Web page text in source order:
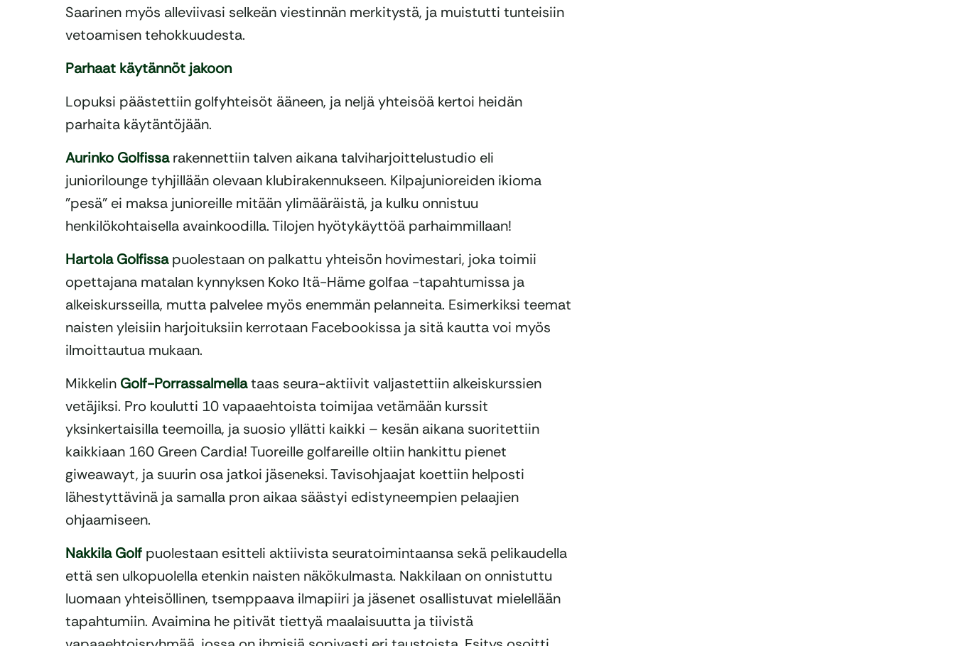
Saarinen myös alleviivasi selkeän viestinnän merkitystä, ja muistutti tunteisiin
vetoamisen tehokkuudesta.
Parhaat käytännöt jakoon
Lopuksi päästettiin golfyhteisöt ääneen, ja neljä yhteisöä kertoi heidän
parhaita käytäntöjään.
Aurinko Golfissarakennettiin talven aikana talviharjoittelustudio eli
juniorilounge tyhjillään olevaan klubirakennukseen. Kilpajunioreiden ikioma
”pesä” ei maksa junioreille mitään ylimääräistä, ja kulku onnistuu
henkilökohtaisella avainkoodilla. Tilojen hyötykäyttöä parhaimmillaan!
Hartola Golfissapuolestaan on palkattu yhteisön hovimestari, joka toimii
opettajana matalan kynnyksen Koko Itä-Häme golfaa -tapahtumissa ja
alkeiskursseilla, mutta palvelee myös enemmän pelanneita. Esimerkiksi teemat
naisten yleisiin harjoituksiin kerrotaan Facebookissa ja sitä kautta voi myös
ilmoittautua mukaan.
Mikkelin Golf-Porrassalmellataas seura-aktiivit valjastettiin alkeiskurssien
vetäjiksi. Pro koulutti 10 vapaaehtoista toimijaa vetämään kurssit
yksinkertaisilla teemoilla, ja suosio yllätti kaikki – kesän aikana suoritettiin
kaikkiaan 160 Green Cardia! Tuoreille golfareille oltiin hankittu pienet
giweawayt, ja suurin osa jatkoi jäseneksi. Tavisohjaajat koettiin helposti
lähestyttävinä ja samalla pron aikaa säästyi edistyneempien pelaajien
ohjaamiseen.
Nakkila Golf puolestaan esitteli aktiivista seuratoimintaansa sekä pelikaudella
että sen ulkopuolella etenkin naisten näkökulmasta. Nakkilaan on onnistuttu
luomaan yhteisöllinen, tsemppaava ilmapiiri ja jäsenet osallistuvat mielellään
tapahtumiin. Avaimina he pitivät tiettyä maalaisuutta ja tiivistä